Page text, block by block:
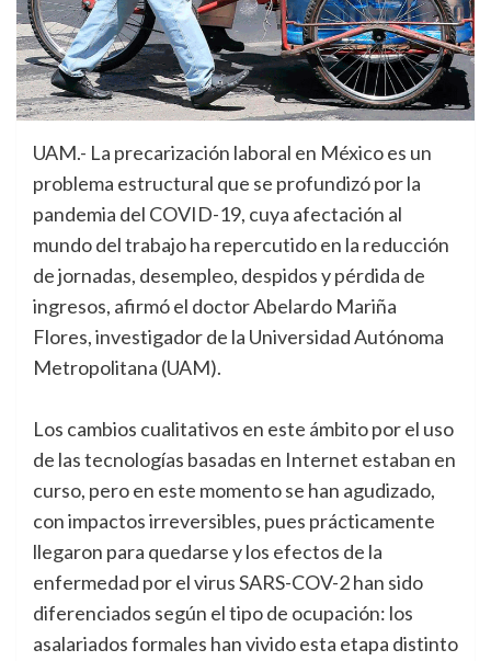
UAM.- La precarización laboral en México es un
problema estructural que se profundizó por la
pandemia del COVID-19, cuya afectación al
mundo del trabajo ha repercutido en la reducción
de jornadas, desempleo, despidos y pérdida de
ingresos, afirmó el doctor Abelardo Mariña
Flores, investigador de la Universidad Autónoma
Metropolitana (UAM).
Los cambios cualitativos en este ámbito por el uso
de las tecnologías basadas en Internet estaban en
curso, pero en este momento se han agudizado,
con impactos irreversibles, pues prácticamente
llegaron para quedarse y los efectos de la
enfermedad por el virus SARS-COV-2 han sido
diferenciados según el tipo de ocupación: los
asalariados formales han vivido esta etapa distinto